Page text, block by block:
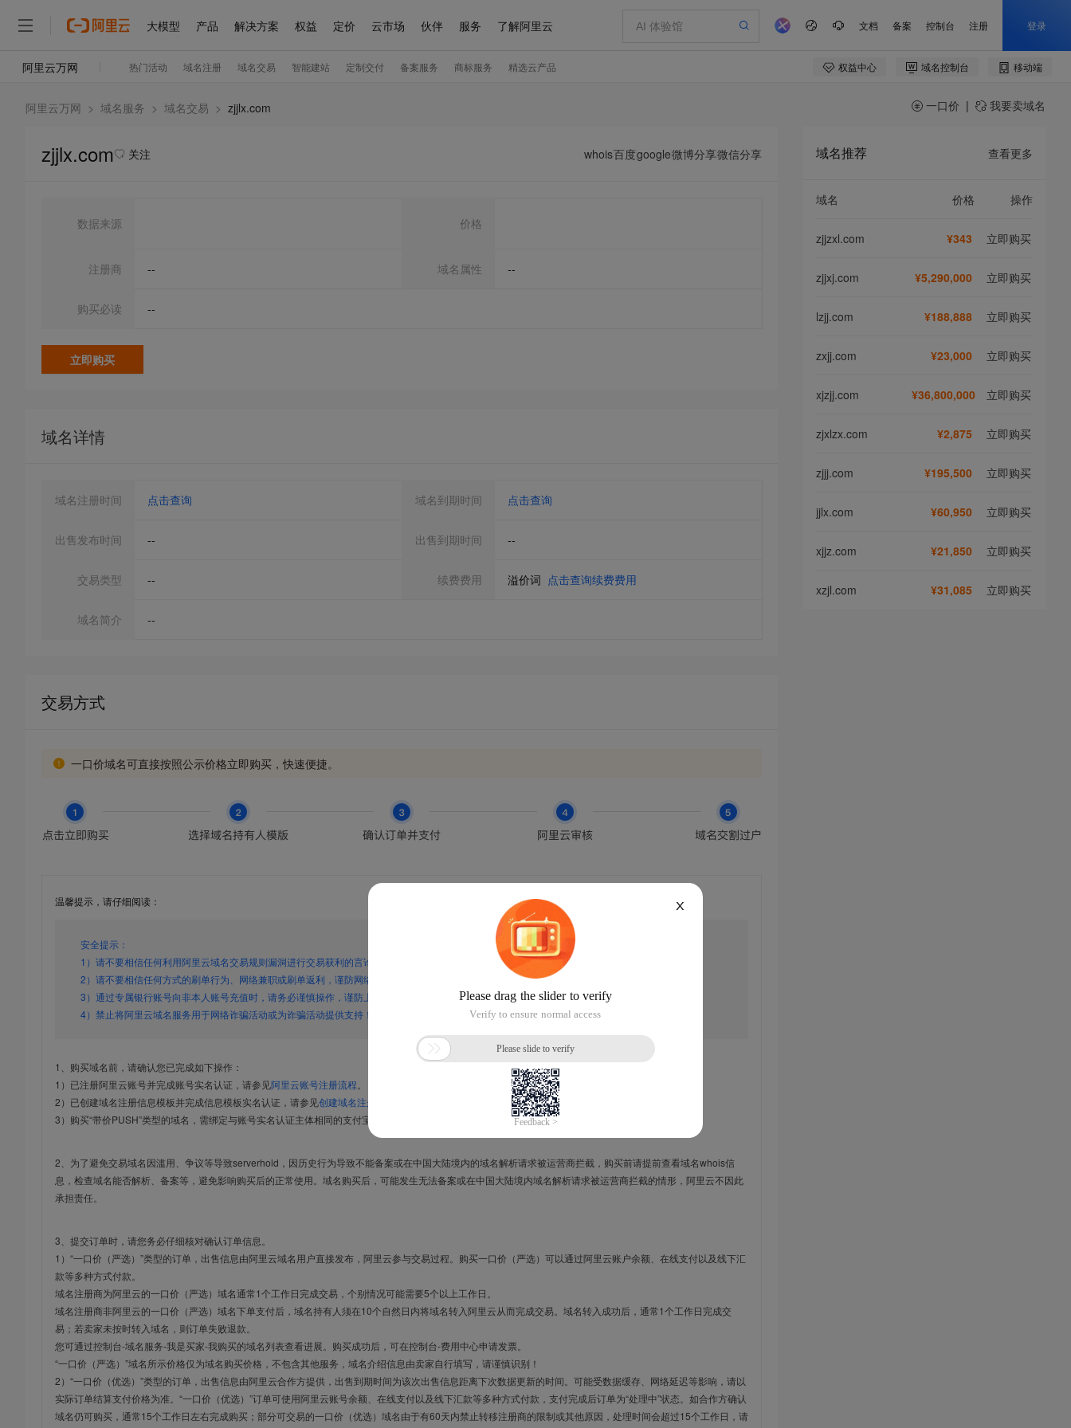
阿里云万网 > 域名服务 > 域名交易 > zjjlx.com 一口价 | 我要卖域名
zjjlx.com 关注 whois百度google微博分享微信分享
数据来源 价格
注册商 -- 域名属性 --
购买必读 --
立即购买
域名详情
域名注册时间 点击查询 域名到期时间 点击查询
出售发布时间 -- 出售到期时间 --
交易类型 -- 续费费用 溢价词 点击查询续费费用
域名简介 --
交易方式
一口价域名可直接按照公示价格立即购买，快速便捷。
温馨提示，请仔细阅读：
安全提示：
1）请不要相信任何利用阿里云域名交易规则漏洞进行交易获利的言论，谨防上当受骗！
2）请不要相信任何方式的刷单行为、网络兼职或刷单返利，谨防网络诈骗！
3）通过专属银行账号向非本人账号充值时，请务必谨慎操作，谨防上当受骗！
4）禁止将阿里云域名服务用于网络诈骗活动或为诈骗活动提供支持！
1、购买域名前，请确认您已完成如下操作：
1）已注册阿里云账号并完成账号实名认证，请参见阿里云账号注册流程
2）已创建域名注册信息模板并完成信息模板实名认证，请参见创建域名注册信息模板
3）购买“带价PUSH”类型的域名，需绑定与账号实名认证主体相同的支付宝，进入
完成绑定。
2、为了避免交易域名因滥用、争议等导致serverhold，因历史行为导致不能备案或在中国大陆境内的域名解析请求被运营商拦截，购买前请提前查看域名whois信
息，检查域名能否解析、备案等，避免影响购买后的正常使用。域名购买后，可能发生无法备案或在中国大陆境内域名解析请求被运营商拦截的情形，阿里云不因此
承担责任。
3、提交订单时，请您务必仔细核对确认订单信息。
1）“一口价（严选）”类型的订单，出售信息由阿里云域名用户直接发布，阿里云参与交易过程。购买一口价（严选）可以通过阿里云账户余额、在线支付以及线下汇
款等多种方式付款。
域名注册商为阿里云的一口价（严选）域名通常1个工作日完成交易，个别情况可能需要5个以上工作日。
域名注册商非阿里云的一口价（严选）域名下单支付后，域名持有人须在10个自然日内将域名转入阿里云从而完成交易。域名转入成功后，通常1个工作日完成交
易；若卖家未按时转入域名，则订单失败退款。
您可通过控制台-域名服务-我是买家-我购买的域名列表查看进展。购买成功后，可在控制台-费用中心申请发票。
“一口价（严选）”域名所示价格仅为域名购买价格，不包含其他服务，域名介绍信息由卖家自行填写，请谨慎识别！
2）“一口价（优选）”类型的订单，出售信息由阿里云合作方提供，出售到期时间为该次出售信息距离下次数据更新的时间。可能受数据缓存、网络延迟等影响，请以
实际订单结算支付价格为准。“一口价（优选）”订单可使用阿里云账号余额、在线支付以及线下汇款等多种方式付款，支付完成后订单为“处理中”状态。如合作方确认
域名仍可购买，通常15个工作日左右完成购买；部分可交易的一口价（优选）域名由于有60天内禁止转移注册商的限制或其他原因，处理时间会超过15个工作日，请
域名推荐 查看更多
域名 价格 操作
zjjzxl.com ¥343 立即购买
zjjxj.com ¥5,290,000 立即购买
lzjj.com ¥188,888 立即购买
zxjj.com ¥23,000 立即购买
xjzjj.com ¥36,800,000 立即购买
zjxlzx.com ¥2,875 立即购买
zjjj.com ¥195,500 立即购买
jjlx.com ¥60,950 立即购买
xjjz.com ¥21,850 立即购买
xzjl.com ¥31,085 立即购买
X